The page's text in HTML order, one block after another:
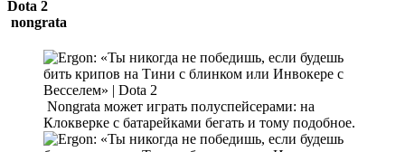
nongrata
Nongrata может играть полуспейсерами: на
Клокверке с батарейками бегать и тому подобное.